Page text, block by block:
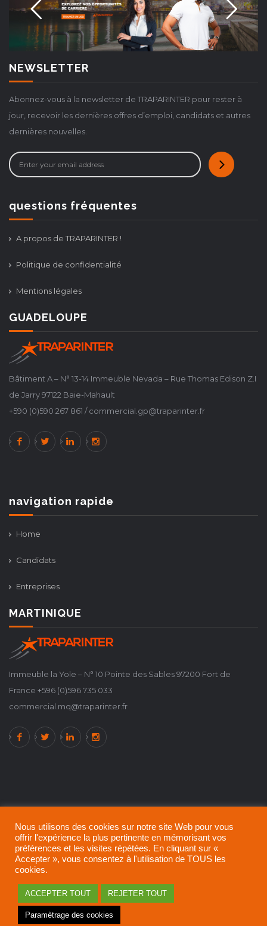
NEWSLETTER
Abonnez-vous à la newsletter de TRAPARINTER pour rester à
jour, recevoir les dernières offres d’emploi, candidats et autres
dernières nouvelles.
questions fréquentes
A propos de TRAPARINTER !
Politique de confidentialité
Mentions légales
GUADELOUPE
Bâtiment A – N° 13-14 Immeuble Nevada – Rue Thomas Edison Z.I
de Jarry 97122 Baie-Mahault
+590 (0)590 267 861 / commercial.gp@traparinter.fr
navigation rapide
Home
Candidats
Entreprises
MARTINIQUE
Immeuble la Yole – N° 10 Pointe des Sables 97200 Fort de
France +596 (0)596 735 033
commercial.mq@traparinter.fr
A propos de TRAPARINTER !
Politique de confidentialité
Mentions légales
© 2021 - 2024 All rights reserved.
Nous utilisons des cookies sur notre site Web pour vous
offrir l'expérience la plus pertinente en mémorisant vos
préférences et les visites répétées. En cliquant sur «
Accepter », vous consentez à l'utilisation de TOUS les
cookies.
ACCEPTER TOUT REJETER TOUT
Paramètrage des cookies